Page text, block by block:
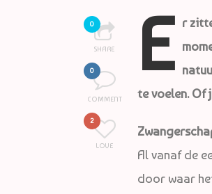
0
SHARE
0
COMMENT
2
LOVE
E r
te voelen. Of
Al vanaf de
door waar